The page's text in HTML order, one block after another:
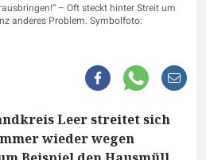
– Oft steckt hinter Streit um
anderes Problem. Symbolfoto:
Leer streitet sich
wieder wegen